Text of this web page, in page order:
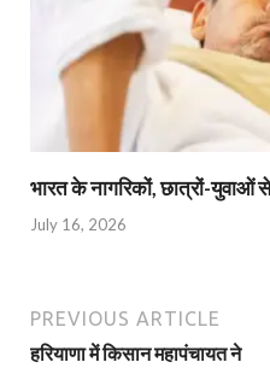
भारत के नागरिकों, छात्रों-युवाओं
July 16, 2026
PREVIOUS ARTICLE
हरियाणा में किसान महापंचायत ने